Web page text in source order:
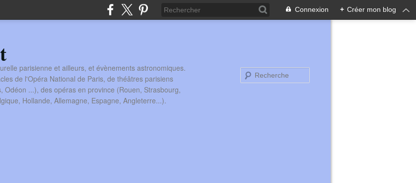
Connexion + Créer mon blog
parisienne et ailleurs, et évènements astronomiques.
de l'Opéra National de Paris, de théâtres parisiens
Odéon ...), des opéras en province (Rouen, Strasbourg,
Hollande, Allemagne, Espagne, Angleterre...).